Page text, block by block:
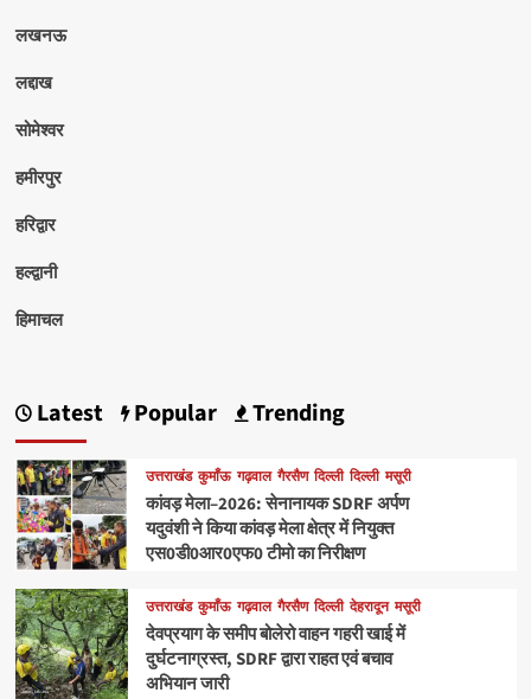
लखनऊ
लद्दाख
सोमेश्वर
हमीरपुर
हरिद्वार
हल्द्वानी
हिमाचल
Latest Popular Trending
उत्तराखंड कुमाँऊ गढ़वाल गैरसैण दिल्ली दिल्ली मसूरी
कांवड़ मेला–2026: सेनानायक SDRF अर्पण
यदुवंशी ने किया कांवड़ मेला क्षेत्र में नियुक्त
एस0डी0आर0एफ0 टीमो का निरीक्षण
उत्तराखंड कुमाँऊ गढ़वाल गैरसैण दिल्ली देहरादून मसूरी
देवप्रयाग के समीप बोलेरो वाहन गहरी खाई में
दुर्घटनाग्रस्त, SDRF द्वारा राहत एवं बचाव
अभियान जारी